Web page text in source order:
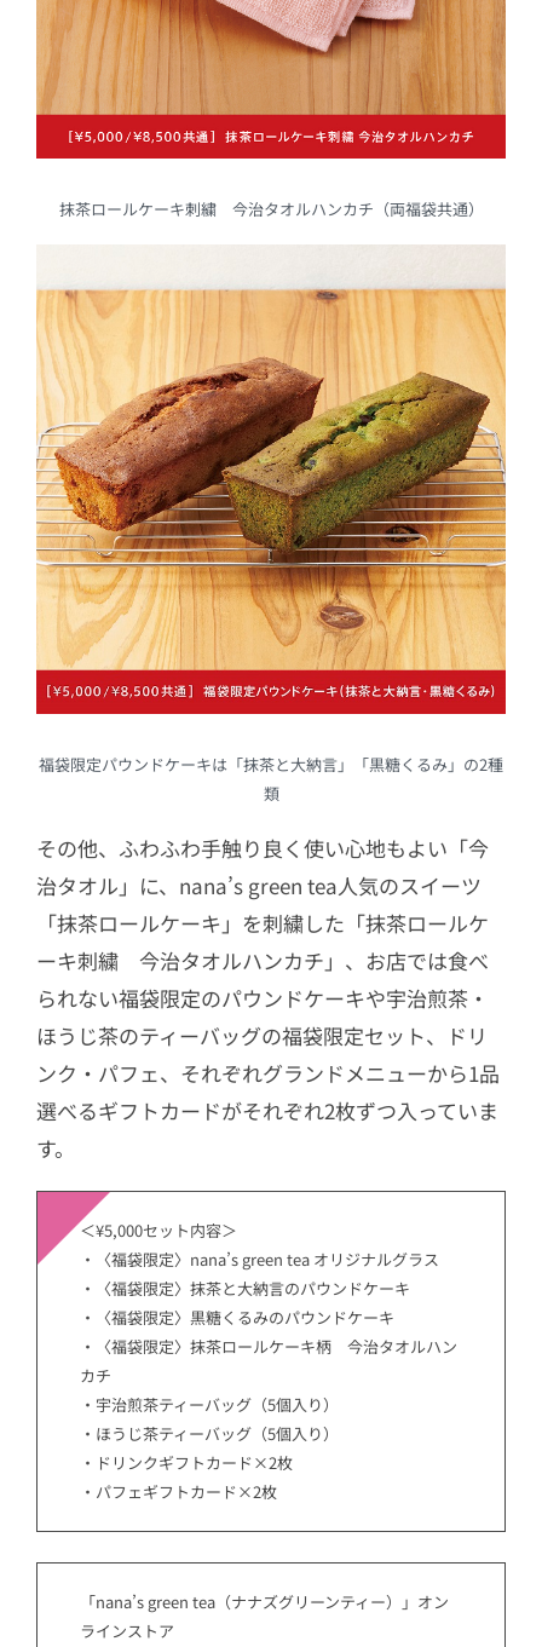
抹茶ロールケーキ刺繍 今治タオルハンカチ（両福袋共通）
福袋限定パウンドケーキは「抹茶と大納言」「黒糖くるみ」の2種
類
その他、ふわふわ手触り良く使い心地もよい「今
治タオル」に、nana’s green tea人気のスイーツ
「抹茶ロールケーキ」を刺繍した「抹茶ロールケ
ーキ刺繍 今治タオルハンカチ」、お店では食べ
られない福袋限定のパウンドケーキや宇治煎茶・
ほうじ茶のティーバッグの福袋限定セット、ドリ
ンク・パフェ、それぞれグランドメニューから1品
選べるギフトカードがそれぞれ2枚ずつ入っていま
す。
＜¥5,000セット内容＞
・〈福袋限定〉nana’s green tea オリジナルグラス
・〈福袋限定〉抹茶と大納言のパウンドケーキ
・〈福袋限定〉黒糖くるみのパウンドケーキ
・〈福袋限定〉抹茶ロールケーキ柄 今治タオルハン
カチ
・宇治煎茶ティーバッグ（5個入り）
・ほうじ茶ティーバッグ（5個入り）
・ドリンクギフトカード×2枚
・パフェギフトカード×2枚
「nana’s green tea（ナナズグリーンティー）」オン
ラインストア